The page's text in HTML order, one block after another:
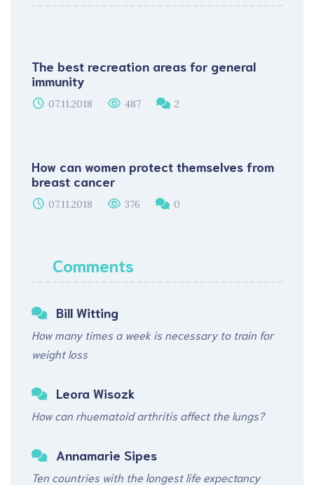
The best recreation areas for general
immunity
07.11.2018 487 2
How can women protect themselves from
breast cancer
07.11.2018 376 0
Comments
Bill Witting
How many times a week is necessary to train for
weight loss
Leora Wisozk
How can rhuematoid arthritis affect the lungs?
Annamarie Sipes
Ten countries with the longest life expectancy